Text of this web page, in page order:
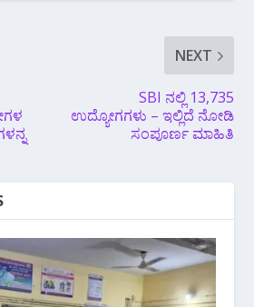
NEXT
SBI ನಲ್ಲಿ 13,735
ಉದ್ಯೋಗಗಳು – ಇಲ್ಲಿದೆ ನೋಡಿ
ಸಂಪೂರ್ಣ ಮಾಹಿತಿ